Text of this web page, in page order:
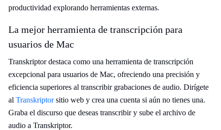
productividad explorando herramientas externas.
La mejor herramienta de transcripción para
usuarios de Mac
Transkriptor destaca como una herramienta de transcripción
excepcional para usuarios de Mac, ofreciendo una precisión y
eficiencia superiores al transcribir grabaciones de audio. Dirígete
al Transkriptorsitio web y crea una cuenta si aún no tienes una.
Graba el discurso que deseas transcribir y sube el archivo de
audio a Transkriptor.